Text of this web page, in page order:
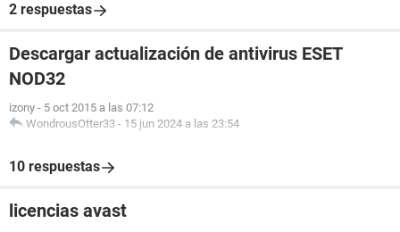
2 respuestas
Descargar actualización de antivirus ESET
NOD32
izony - 5 oct 2015 a las 07:12
WondrousOtter33 - 15 jun 2024 a las 23:54
10 respuestas
licencias avast